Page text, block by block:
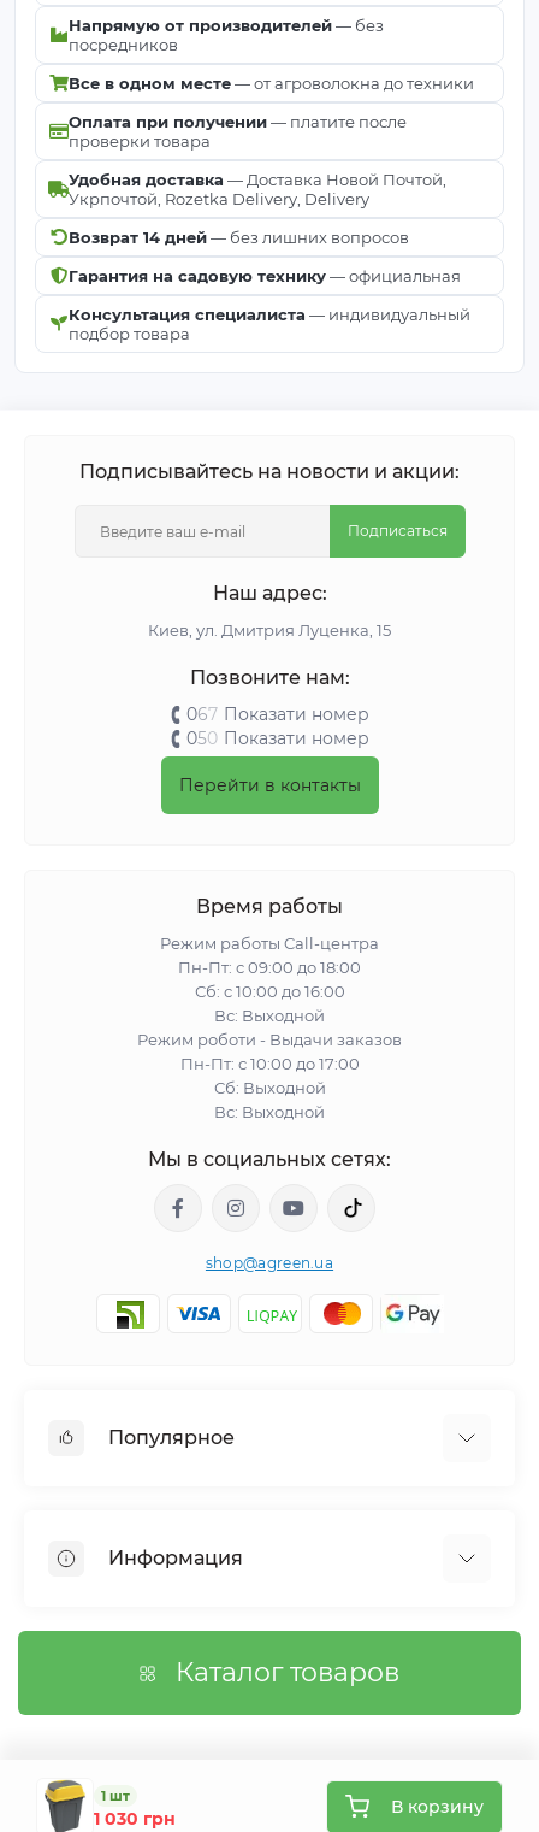
Напрямую от производителей— без
посредников
Все в одном месте— от агроволокна до техники
Оплата при получении— платите после
проверки товара
Удобная доставка — Доставка Новой Почтой,
Укрпочтой, Rozetka Delivery, Delivery
Возврат 14 дней— без лишних вопросов
Гарантия на садовую технику— официальная
Консультация специалиста — индивидуальный
подбор товара
1 шт
1 030 грн
В корзину
Подписывайтесь на новости и акции:
Подписаться
Наш адрес:
Киeв, ул. Дмитрия Луценка, 15
Позвоните нам:
067 Показати номер
050 Показати номер
Перейти в контакты
Время работы
Режим работы Call-центра
Пн-Пт: с 09:00 до 18:00
Сб: с 10:00 до 16:00
Вс: Выходной
Режим роботи - Выдачи заказов
Пн-Пт: с 10:00 до 17:00
Сб: Выходной
Вс: Выходной
Мы в социальных сетях:
shop@agreen.ua
Популярное
Сетка шпалерная
Сетка затеняющая
Информация
Связаться с нами
Карта сайта
Каталог товаров